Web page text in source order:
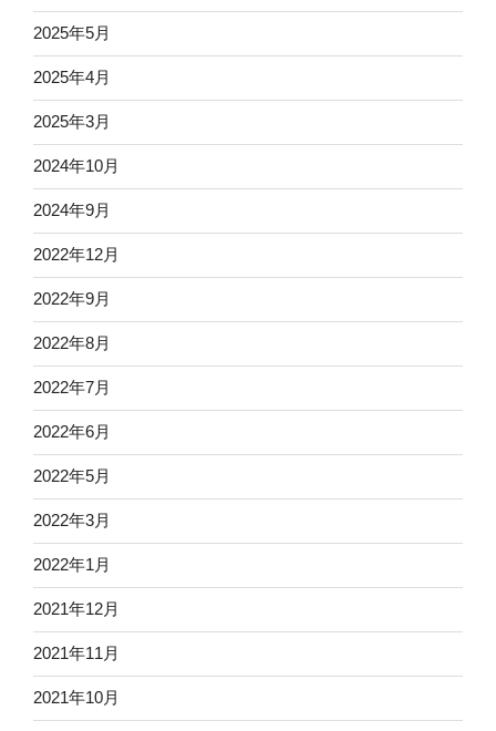
2025年5月
2025年4月
2025年3月
2024年10月
2024年9月
2022年12月
2022年9月
2022年8月
2022年7月
2022年6月
2022年5月
2022年3月
2022年1月
2021年12月
2021年11月
2021年10月